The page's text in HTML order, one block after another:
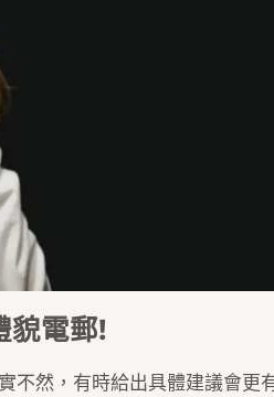
貌電郵!
不然，有時給出具體建議會更